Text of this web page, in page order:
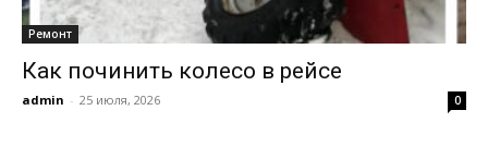
Ремонт
Как починить колесо в рейсе
admin - 25 июля, 2026 0